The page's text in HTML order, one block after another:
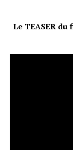
Le TEASER du